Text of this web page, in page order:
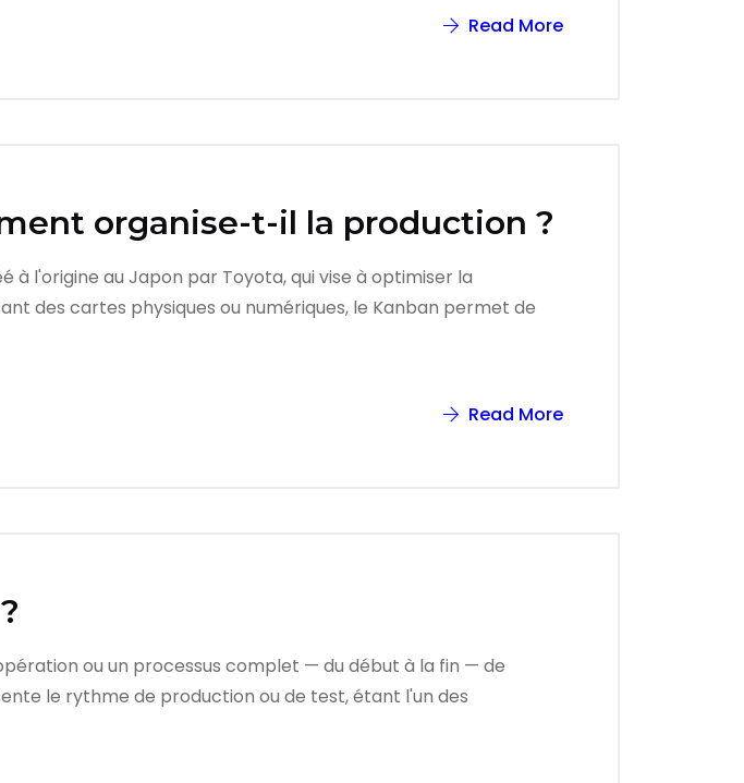
Read More
organise-t-il la production ?
à l'origine au Japon par Toyota, qui vise à optimiser la
des cartes physiques ou numériques, le Kanban permet de
Read More
ou un processus complet — du début à la fin — de
le rythme de production ou de test, étant l'un des